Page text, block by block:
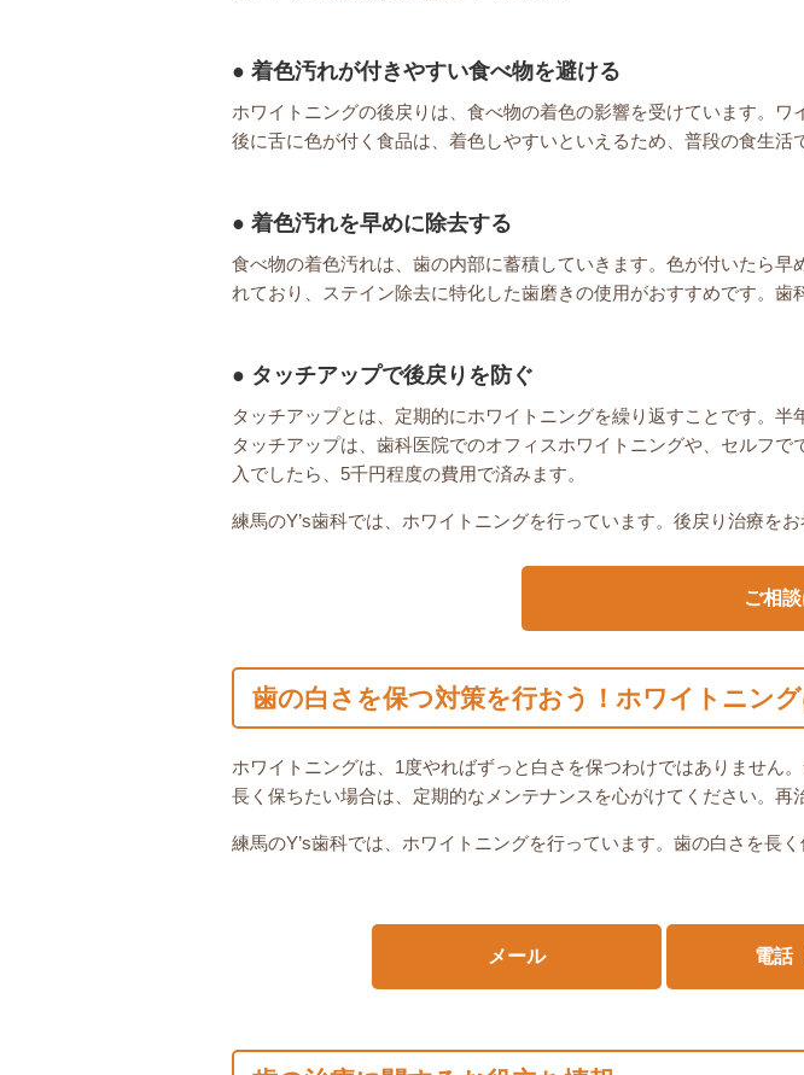
着色汚れが付きやすい食べ物を避ける
ホワイトニングの後戻りは、食べ物の着色の影響を受けています。
後に舌に色が付く食品は、着色しやすいといえるため、普段の食生活
着色汚れを早めに除去する
食べ物の着色汚れは、歯の内部に蓄積していきます。色が付いたら
れており、ステイン除去に特化した歯磨きの使用がおすすめです。歯
タッチアップで後戻りを防ぐ
タッチアップとは、定期的にホワイトニングを繰り返すことです。
タッチアップは、歯科医院でのオフィスホワイトニングや、セルフ
入でしたら、5千円程度の費用で済みます。
練馬のY’s歯科では、ホワイトニングを行っています。後戻り治療を
ご相
歯の白さを保つ対策を行おう！ホワイトニング
ホワイトニングは、1度やればずっと白さを保つわけではありません
長く保ちたい場合は、定期的なメンテナンスを心がけてください。再
練馬のY’s歯科では、ホワイトニングを行っています。歯の白さを長
メール 電話